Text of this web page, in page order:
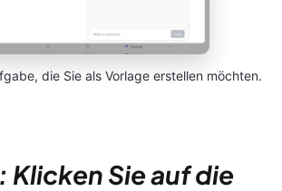
die Sie als Vorlage erstellen möchten.
Klicken Sie auf die